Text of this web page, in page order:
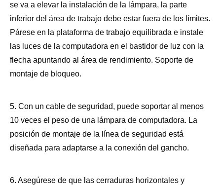
se va a elevar la instalación de la lámpara, la parte
inferior del área de trabajo debe estar fuera de los límites.
Párese en la plataforma de trabajo equilibrada e instale
las luces de la computadora en el bastidor de luz con la
flecha apuntando al área de rendimiento. Soporte de
montaje de bloqueo.
5. Con un cable de seguridad, puede soportar al menos
10 veces el peso de una lámpara de computadora. La
posición de montaje de la línea de seguridad está
diseñada para adaptarse a la conexión del gancho.
6. Asegúrese de que las cerraduras horizontales y